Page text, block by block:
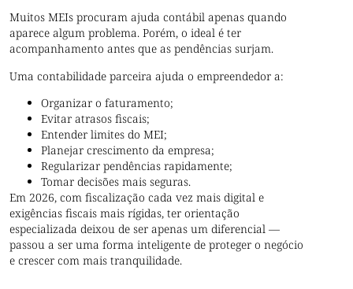
Muitos MEIs procuram ajuda contábil apenas quando
aparece algum problema. Porém, o ideal é ter
acompanhamento antes que as pendências surjam.
Uma contabilidade parceira ajuda o empreendedor a:
Organizar o faturamento;
Evitar atrasos fiscais;
Entender limites do MEI;
Planejar crescimento da empresa;
Regularizar pendências rapidamente;
Tomar decisões mais seguras.
Em 2026, com fiscalização cada vez mais digital e
exigências fiscais mais rígidas, ter orientação
especializada deixou de ser apenas um diferencial —
passou a ser uma forma inteligente de proteger o negócio
e crescer com mais tranquilidade.